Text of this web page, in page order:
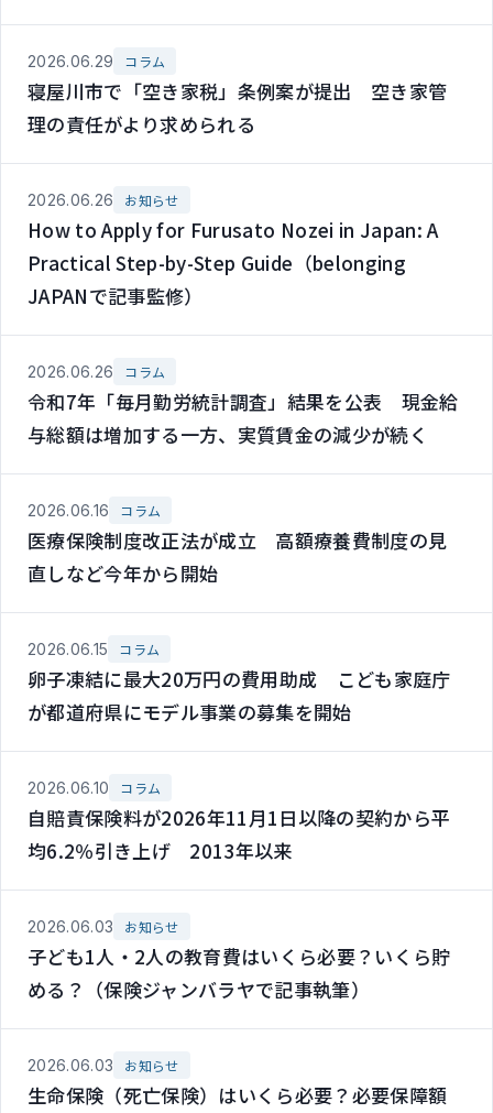
2026.06.29 コラム
寝屋川市で「空き家税」条例案が提出 空き家管
理の責任がより求められる
2026.06.26 お知らせ
How to Apply for Furusato Nozei in Japan: A
Practical Step-by-Step Guide（belonging
JAPANで記事監修）
2026.06.26 コラム
令和7年「毎月勤労統計調査」結果を公表 現金給
与総額は増加する一方、実質賃金の減少が続く
2026.06.16 コラム
医療保険制度改正法が成立 高額療養費制度の見
直しなど今年から開始
2026.06.15 コラム
卵子凍結に最大20万円の費用助成 こども家庭庁
が都道府県にモデル事業の募集を開始
2026.06.10 コラム
自賠責保険料が2026年11月1日以降の契約から平
均6.2％引き上げ 2013年以来
2026.06.03 お知らせ
子ども1人・2人の教育費はいくら必要？いくら貯
める？（保険ジャンバラヤで記事執筆）
2026.06.03 お知らせ
生命保険（死亡保険）はいくら必要？必要保障額